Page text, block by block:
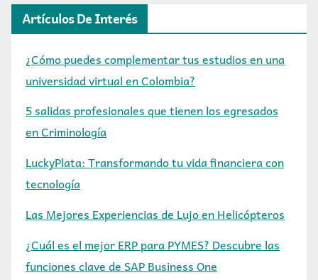
Artículos De Interés
¿Cómo puedes complementar tus estudios en una
universidad virtual en Colombia?
5 salidas profesionales que tienen los egresados
en Criminología
LuckyPlata: Transformando tu vida financiera con
tecnología
Las Mejores Experiencias de Lujo en Helicópteros
¿Cuál es el mejor ERP para PYMES? Descubre las
funciones clave de SAP Business One